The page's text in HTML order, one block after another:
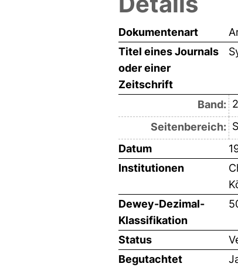
Dokumentenart
Titel eines Journals
oder einer
Zeitschrift
Band:
Seitenbereich:
Datum
Institutionen
Dewey-Dezimal-
Klassifikation
Status
Begutachtet